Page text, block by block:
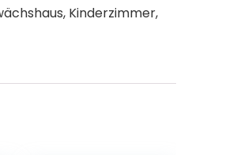
Kinderzimmer,